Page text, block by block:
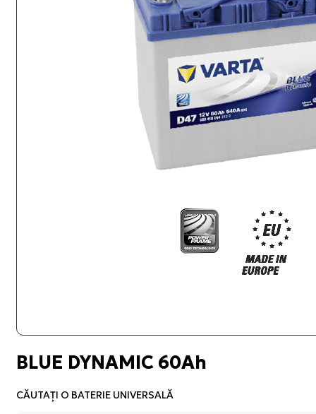
BLUE DYNAMIC 60Ah
CĂUTAŢI O BATERIE UNIVERSALĂ